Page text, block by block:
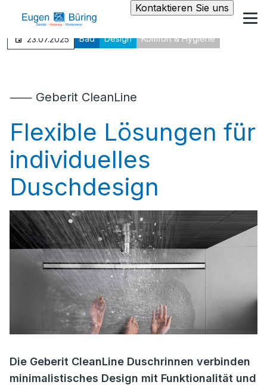
Kontaktieren Sie uns
23.07.2025 Bad Design Komfort & Hygiene
⸺ Geberit CleanLine
Flexible Lösungen für
individuelles
Duschdesign
Die Geberit CleanLine Duschrinnen verbinden
minimalistisches Design mit Funktionalität und